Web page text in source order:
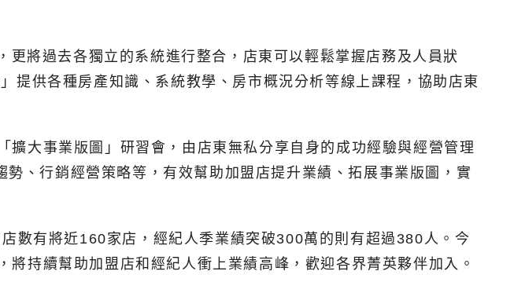
將過去各獨立的系統進行整合，店東可以輕鬆掌握店務及人員狀
提供各種房產知識、系統教學、房市概況分析等線上課程，協助店東
大事業版圖」研習會，由店東無私分享自身的成功經驗與經營管理
、行銷經營策略等，有效幫助加盟店提升業績、拓展事業版圖，實
數有將近160家店，經紀人季業績突破300萬的則有超過380人。今
持續幫助加盟店和經紀人衝上業績高峰，歡迎各界菁英夥伴加入。